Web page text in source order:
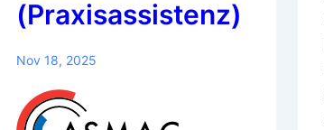
(Praxisassistenz)
Nov 18, 2025